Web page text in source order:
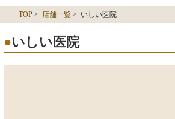
TOP > 店舗一覧 > いしい医院
いしい医院